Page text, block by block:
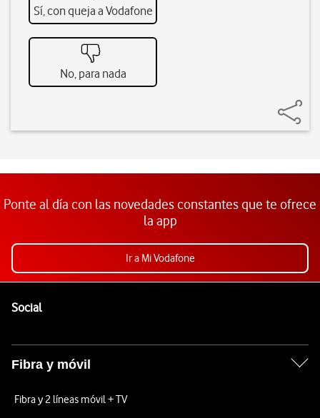
Sí, con queja a Vodafone
No, para nada
Ponte al día con las novedades constantes que te ofrece
la app
Ir a Mi Vodafone
SocialEnlaces a las redes sociales de Vodafone
Fibra y móvil
Fibra y 2 líneas móvil + TV